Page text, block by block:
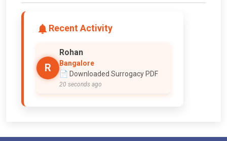
Recent Activity
R
Rohan
Bangalore
📄 Downloaded Surrogacy PDF
20 seconds ago